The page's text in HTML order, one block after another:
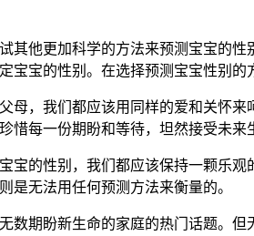
他更加科学的方法来预测宝宝的性
宝宝的性别。在选择预测宝宝性别
，我们都应该用同样的爱和关怀来
惜每一份期盼和等待，坦然接受未来
的性别，我们都应该保持一颗乐观
是无法用任何预测方法来衡量的。
期盼新生命的家庭的热门话题。但